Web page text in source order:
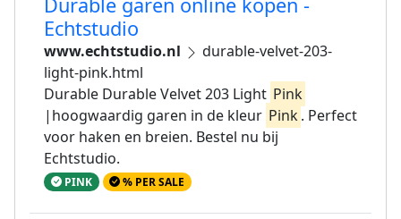
Durable garen online kopen -
Echtstudio
www.echtstudio.nl
durable-velvet-203-
light-pink.html
Durable Durable Velvet 203 Light Pink
|hoogwaardig garen in de kleur Pink. Perfect
voor haken en breien. Bestel nu bij
Echtstudio.
PINK % PER SALE